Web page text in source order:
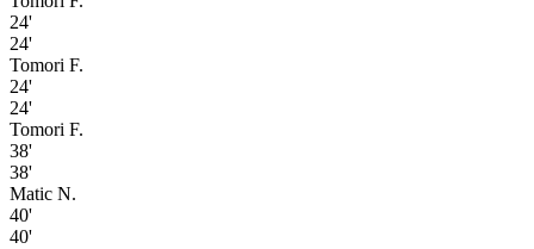
24'
24'
Tomori F.
24'
24'
Tomori F.
38'
38'
Matic N.
40'
40'